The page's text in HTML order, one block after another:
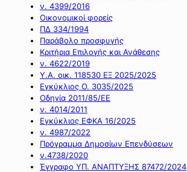
ν. 4399/2016
Οικονομικοί φορείς
ΠΔ 334/1994
Παράβολο προσφυγής
Κριτήρια Επιλογής και Ανάθεσης
ν. 4622/2019
Υ.Α. οικ. 118530 ΕΞ 2025/2025
Εγκύκλιος Ο. 3035/2025
Οδηγία 2011/85/ΕΕ
ν. 4014/2011
Εγκύκλιος ΕΦΚΑ 16/2025
ν. 4987/2022
Πρόγραμμα Δημοσίων Επενδύσεων
ν.4738/2020
Έγγραφο ΥΠ. ΑΝΑΠΤΥΞΗΣ 87472/2024